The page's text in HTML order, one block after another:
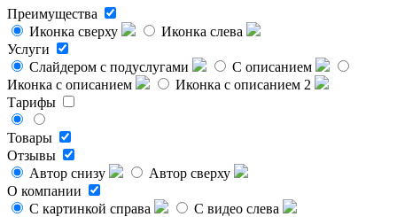
Преимущества
Иконка сверху
Иконка слева
Услуги
Слайдером с подуслугами
С описанием
Иконка с описанием
Иконка с описанием 2
Тарифы
Товары
Отзывы
Автор снизу
Автор сверху
О компании
С картинкой справа
С видео слева